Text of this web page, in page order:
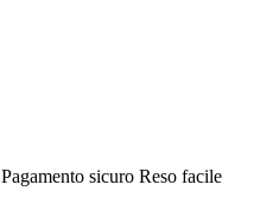
Pagamento sicuro Reso facile